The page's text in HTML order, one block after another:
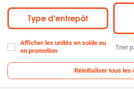
Type d'entrepôt
Afficher les unités en solde ou
en promotion
Trier
Réinitialiser tous les